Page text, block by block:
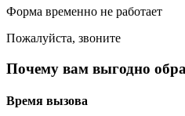
Форма временно не работает
Пожалуйста, звоните
Почему вам выгодно
Время вызова